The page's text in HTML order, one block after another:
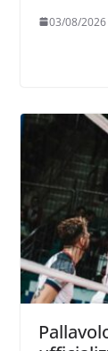
03/08/2026